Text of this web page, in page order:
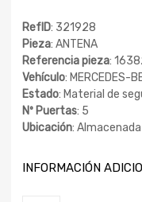
RefID: 321928
Pieza: ANTENA
Referencia pieza:
Vehículo: MERCEDES-
Estado: Material de
Nº Puertas: 5
Ubicación: Almacenada
INFORMACIÓN